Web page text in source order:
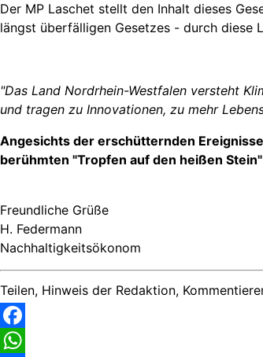
Der MP Laschet stellt den Inhalt dieses
längst überfälligen Gesetzes - durch diese
"Das Land Nordrhein-Westfalen versteht
und tragen zu Innovationen, zu mehr
Angesichts der erschütternden
berühmten "Tropfen auf den heißen
Freundliche Grüße
H. Federmann
Nachhaltigkeitsökonom
Teilen, Hinweis der Redaktion,
Facebook